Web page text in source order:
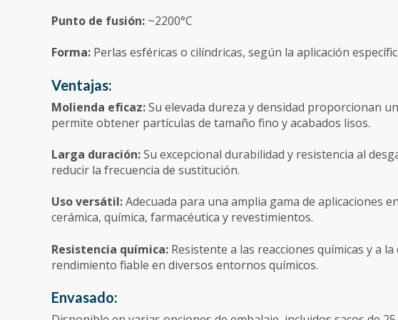
Punto de fusión: ~2200°C
Forma: Perlas esféricas o cilíndricas, según la aplicación
Ventajas:
Molienda eficaz:Su elevada dureza y densidad proporcionan
permite obtener partículas de tamaño fino y acabados lisos.
Larga duración:Su excepcional durabilidad y resistencia al
reducir la frecuencia de sustitución.
Uso versátil:Adecuada para una amplia gama de aplicaciones
cerámica, química, farmacéutica y revestimientos.
Resistencia química: Resistente a las reacciones químicas y a
rendimiento fiable en diversos entornos químicos.
Envasado: